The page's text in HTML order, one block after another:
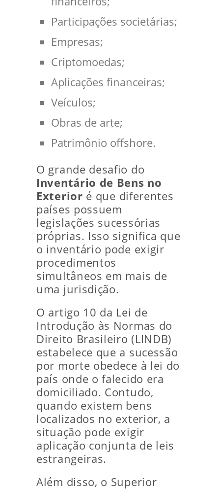
Participações societárias;
Empresas;
Criptomoedas;
Aplicações financeiras;
Veículos;
Obras de arte;
Patrimônio offshore.
O grande desafio do
Inventário de Bens no
Exterior é que diferentes
países possuem
legislações sucessórias
próprias. Isso significa que
o inventário pode exigir
procedimentos
simultâneos em mais de
uma jurisdição.
O artigo 10 da Lei de
Introdução às Normas do
Direito Brasileiro (LINDB)
estabelece que a sucessão
por morte obedece à lei do
país onde o falecido era
domiciliado. Contudo,
quando existem bens
localizados no exterior, a
situação pode exigir
aplicação conjunta de leis
estrangeiras.
Além disso, o Superior